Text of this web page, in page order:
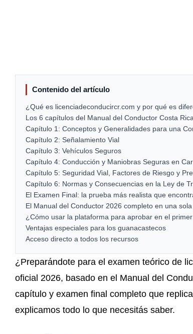
Contenido del artículo
¿Qué es licenciadeconducircr.com y por qué es
Los 6 capítulos del Manual del Conductor Costa
Capítulo 1: Conceptos y Generalidades para una
Capítulo 2: Señalamiento Vial
Capítulo 3: Vehículos Seguros
Capítulo 4: Conducción y Maniobras Seguras en
Capítulo 5: Seguridad Vial, Factores de Riesgo y
Capítulo 6: Normas y Consecuencias en la Ley de
El Examen Final: la prueba más realista que
El Manual del Conductor 2026 completo en una
¿Cómo usar la plataforma para aprobar en el
Ventajas especiales para los guanacastecos
Acceso directo a todos los recursos
¿Preparándote para el examen teórico de
oficial 2026, basado en el Manual del
capítulo y examen final completo que
explicamos todo lo que necesitás saber.